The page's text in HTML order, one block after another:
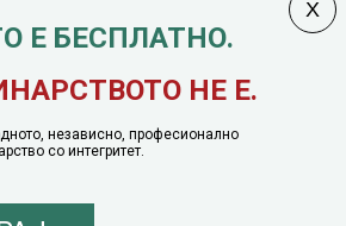
Е БЕСПЛАТНО.
НЕ Е.
независно, професионално
со интегритет.